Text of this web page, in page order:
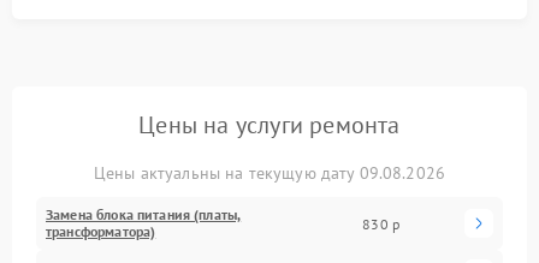
Цены на услуги ремонта
Цены актуальны на текущую дату 09.08.2026
Замена блока питания (платы,
трансформатора)
830 р